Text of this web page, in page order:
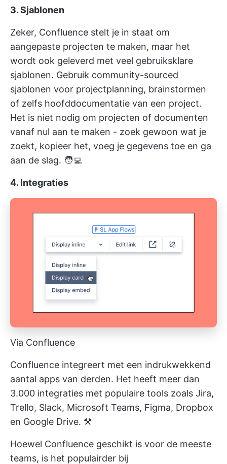
3.Sjablonen
Zeker, Confluence stelt je in staat om
aangepaste projecten te maken, maar het
wordt ook geleverd met veel gebruiksklare
sjablonen. Gebruik community-sourced
sjablonen voor projectplanning, brainstormen
of zelfs hoofddocumentatie van een project.
Het is niet nodig om projecten of documenten
vanaf nul aan te maken - zoek gewoon wat je
zoekt, kopieer het, voeg je gegevens toe en ga
aan de slag. 🧑‍💻
4. Integraties
Via Confluence
Confluence integreert met een indrukwekkend
aantal apps van derden. Het heeft meer dan
3.000 integraties met populaire tools zoals Jira,
Trello, Slack, Microsoft Teams, Figma, Dropbox
en Google Drive. ⚒️
Hoewel Confluence geschikt is voor de meeste
teams, is het populairder bij